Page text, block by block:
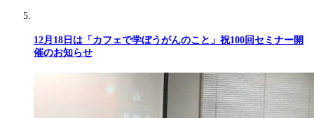
12月18日は「カフェで学ぼうがんのこと」祝100回セミナー開
催のお知らせ